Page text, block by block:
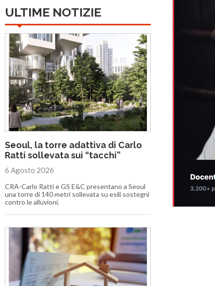
ULTIME NOTIZIE
Seoul, la torre adattiva di Carlo
Ratti sollevata sui “tacchi”
6 Agosto 2026
CRA-Carlo Ratti e GS E&C presentano a Seoul
una torre di 140 metri sollevata su esili sostegni
contro le alluvioni.